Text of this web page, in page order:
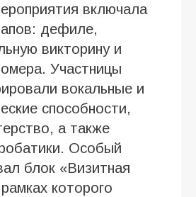
включала
дефиле,
викторину и
Участницы
вокальные и
способности,
а также
Особый
блок «Визитная
которого